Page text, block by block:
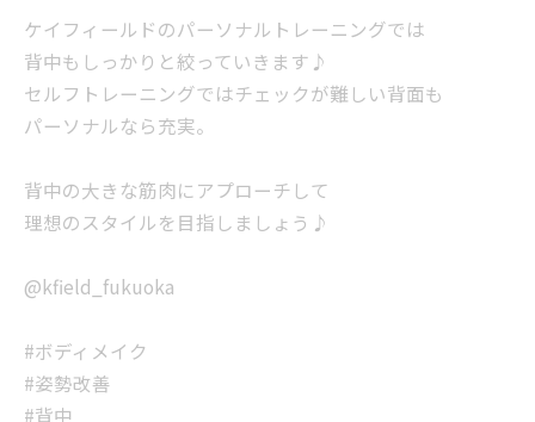
ケイフィールドのパーソナルトレーニングでは
背中もしっかりと絞っていきます♪
セルフトレーニングではチェックが難しい背面も
パーソナルなら充実。
背中の大きな筋肉にアプローチして
理想のスタイルを目指しましょう♪
@kfield_fukuoka
#ボディメイク
#姿勢改善
#背中